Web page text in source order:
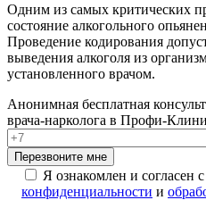
Одним из самых критических
состояние алкогольного
Проведение кодирования
выведения алкоголя из
установленного врачом.
Анонимная бесплатная
врача-нарколога в Профи-
Перезвоните мне
Я ознакомлен и согласен с
конфиденциальности и